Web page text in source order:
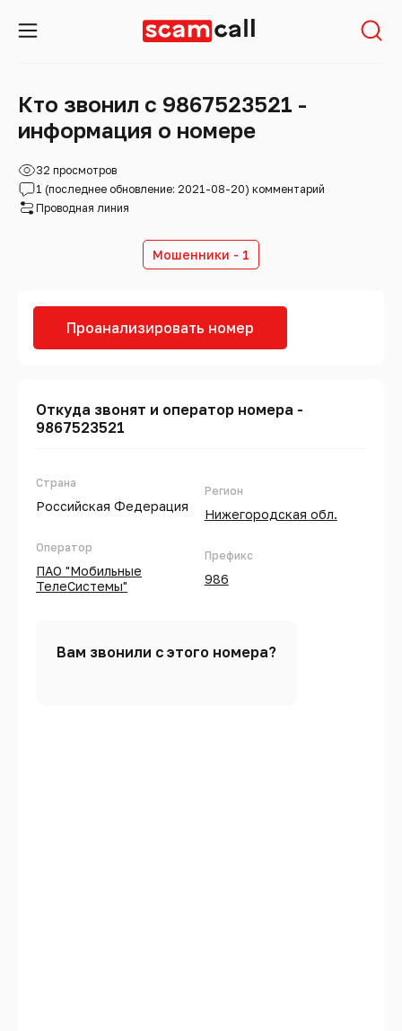
Кто звонил с 9867523521 -
информация о номере
32 просмотров
1 (последнее обновление: 2021-08-20) комментарий
Проводная линия
Мошенники - 1
Проанализировать номер
Откуда звонят и оператор номера -
9867523521
Страна
Российская Федерация
Оператор
ПАО "Мобильные
ТелеСистемы"
Регион
Нижегородская обл.
Префикс
986
Вам звонили с этого номера?